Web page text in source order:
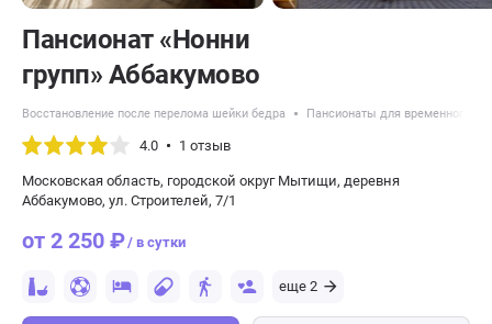
Пансионат «Нонни
групп» Аббакумово
Восстановление после перелома шейки бедра Пансионаты для временного
4.0 1 отзыв
Московская область, городской округ Мытищи, деревня
Аббакумово, ул. Строителей, 7/1
от 2 250 ₽/ в сутки
еще 2